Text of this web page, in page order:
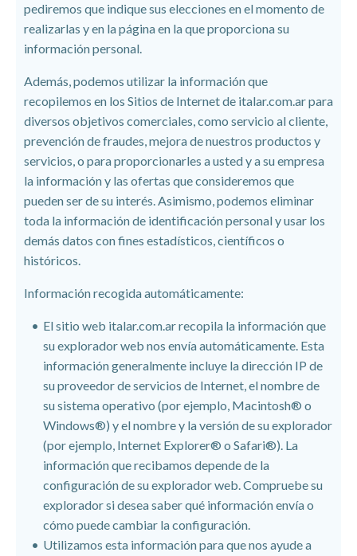
pediremos que indique sus elecciones en el momento de
realizarlas y en la página en la que proporciona su
información personal.
Además, podemos utilizar la información que
recopilemos en los Sitios de Internet de italar.com.ar para
diversos objetivos comerciales, como servicio al cliente,
prevención de fraudes, mejora de nuestros productos y
servicios, o para proporcionarles a usted y a su empresa
la información y las ofertas que consideremos que
pueden ser de su interés. Asimismo, podemos eliminar
toda la información de identificación personal y usar los
demás datos con fines estadísticos, científicos o
históricos.
Información recogida automáticamente:
El sitio web italar.com.ar recopila la información que
su explorador web nos envía automáticamente. Esta
información generalmente incluye la dirección IP de
su proveedor de servicios de Internet, el nombre de
su sistema operativo (por ejemplo, Macintosh® o
Windows®) y el nombre y la versión de su explorador
(por ejemplo, Internet Explorer® o Safari®). La
información que recibamos depende de la
configuración de su explorador web. Compruebe su
explorador si desea saber qué información envía o
cómo puede cambiar la configuración.
Utilizamos esta información para que nos ayude a